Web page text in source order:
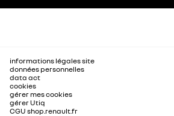
informations légales site
données personnelles
data act
cookies
gérer mes cookies
gérer Utiq
CGU shop.renault.fr